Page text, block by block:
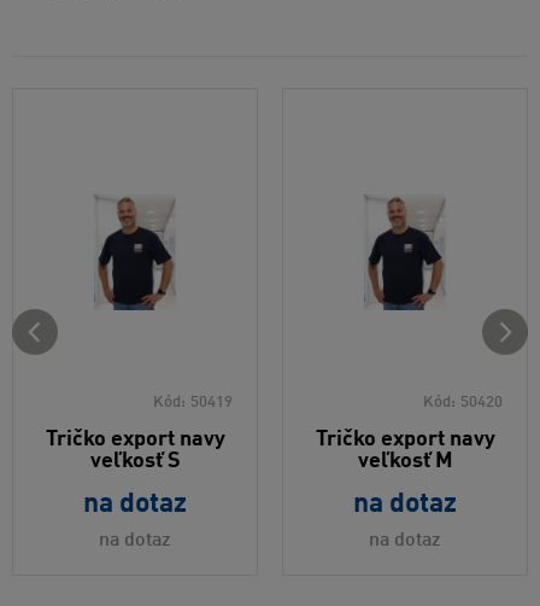
Kód: 50419
Tričko export navy
veľkosť S
na dotaz
na dotaz
Kód: 50420
Tričko export navy
veľkosť M
na dotaz
na dotaz